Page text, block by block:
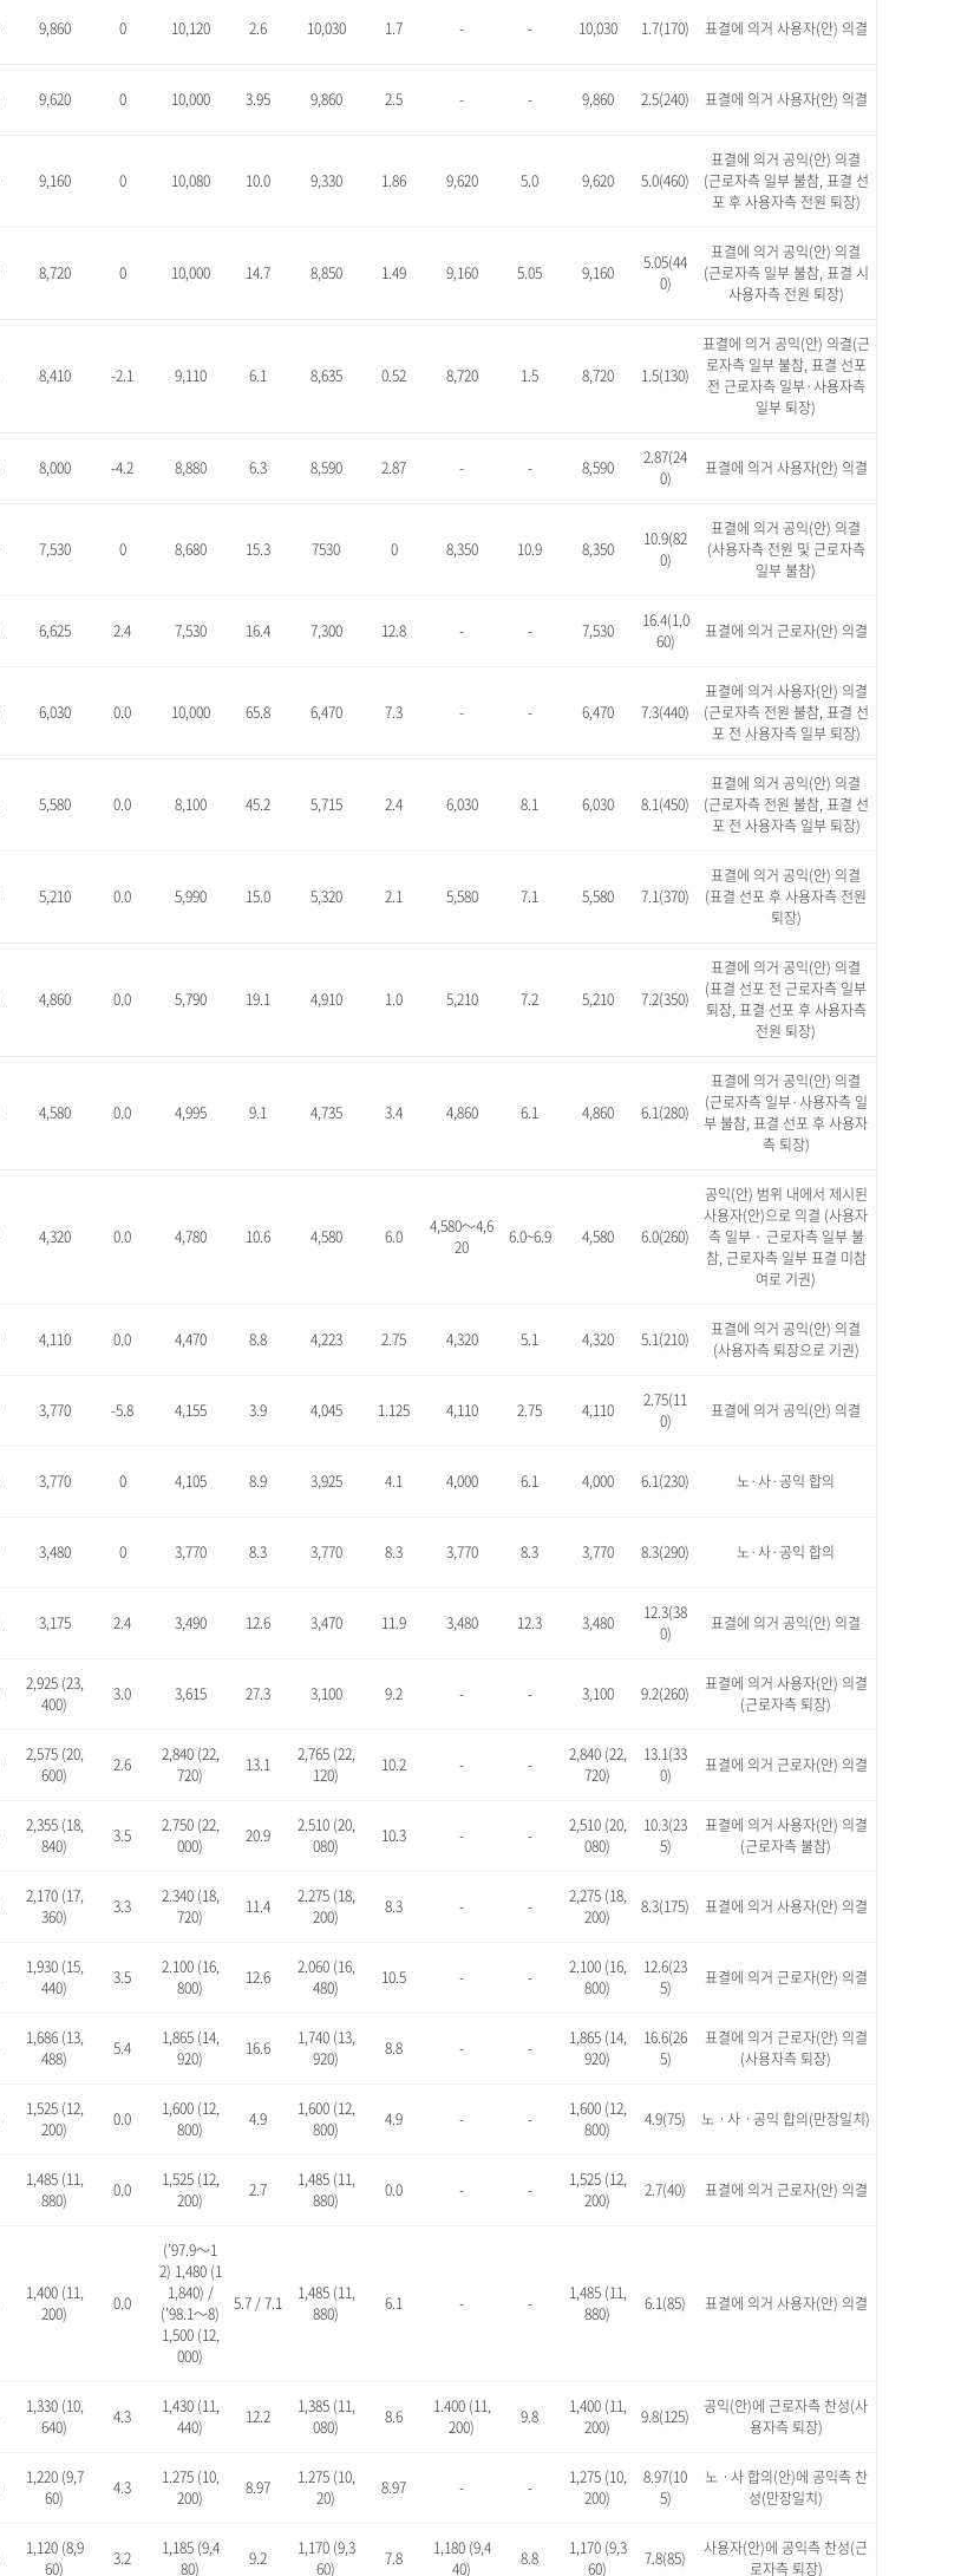
9,860 0 10,120 2.6 10,030 1.7 - - 10,030 1.7(170) 표결에 의거 사용자(안) 의결
9,620 0 10,000 3.95 9,860 2.5 - - 9,860 2.5(240) 표결에 의거 사용자(안) 의결
9,160 0 10,080 10.0 9,330 1.86 9,620 5.0 9,620 5.0(460)
표결에 의거 공익(안) 의결
(근로자측 일부 불참, 표결 선
포 후 사용자측 전원 퇴장)
8,720 0 10,000 14.7 8,850 1.49 9,160 5.05 9,160
5.05(44
0)
표결에 의거 공익(안) 의결
(근로자측 일부 불참, 표결 시
사용자측 전원 퇴장)
8,410 -2.1 9,110 6.1 8,635 0.52 8,720 1.5 8,720 1.5(130)
표결에 의거 공익(안) 의결(근
로자측 일부 불참, 표결 선포
전 근로자측 일부·사용자측
일부 퇴장)
8,000 -4.2 8,880 6.3 8,590 2.87 - - 8,590
2.87(24
0)
표결에 의거 사용자(안) 의결
7,530 0 8,680 15.3 7530 0 8,350 10.9 8,350
10.9(82
0)
표결에 의거 공익(안) 의결
(사용자측 전원 및 근로자측
일부 불참)
6,625 2.4 7,530 16.4 7,300 12.8 - - 7,530
16.4(1,0
60)
표결에 의거 근로자(안) 의결
6,030 0.0 10,000 65.8 6,470 7.3 - - 6,470 7.3(440)
표결에 의거 사용자(안) 의결
(근로자측 전원 불참, 표결 선
포 전 사용자측 일부 퇴장)
5,580 0.0 8,100 45.2 5,715 2.4 6,030 8.1 6,030 8.1(450)
표결에 의거 공익(안) 의결
(근로자측 전원 불참, 표결 선
포 전 사용자측 일부 퇴장)
5,210 0.0 5,990 15.0 5,320 2.1 5,580 7.1 5,580 7.1(370)
표결에 의거 공익(안) 의결
(표결 선포 후 사용자측 전원
퇴장)
4,860 0.0 5,790 19.1 4,910 1.0 5,210 7.2 5,210 7.2(350)
표결에 의거 공익(안) 의결
(표결 선포 전 근로자측 일부
퇴장, 표결 선포 후 사용자측
전원 퇴장)
4,580 0.0 4,995 9.1 4,735 3.4 4,860 6.1 4,860 6.1(280)
표결에 의거 공익(안) 의결
(근로자측 일부·사용자측 일
부 불참, 표결 선포 후 사용자
측 퇴장)
4,320 0.0 4,780 10.6 4,580 6.0
4,580～4,6
20
6.0~6.9 4,580 6.0(260)
공익(안) 범위 내에서 제시된
사용자(안)으로 의결 (사용자
측 일부 · 근로자측 일부 불
참, 근로자측 일부 표결 미참
여로 기권)
4,110 0.0 4,470 8.8 4,223 2.75 4,320 5.1 4,320 5.1(210)
표결에 의거 공익(안) 의결
(사용자측 퇴장으로 기권)
3,770 -5.8 4,155 3.9 4,045 1.125 4,110 2.75 4,110
2.75(11
0)
표결에 의거 공익(안) 의결
3,770 0 4,105 8.9 3,925 4.1 4,000 6.1 4,000 6.1(230) 노·사·공익 합의
3,480 0 3,770 8.3 3,770 8.3 3,770 8.3 3,770 8.3(290) 노·사·공익 합의
3,175 2.4 3,490 12.6 3,470 11.9 3,480 12.3 3,480
12.3(38
0)
표결에 의거 공익(안) 의결
2,925 (23,
400)
3.0 3,615 27.3 3,100 9.2 - - 3,100 9.2(260)
표결에 의거 사용자(안) 의결
(근로자측 퇴장)
2,575 (20,
600)
2.6
2,840 (22,
720)
13.1
2,765 (22,
120)
10.2 - -
2,840 (22,
720)
13.1(33
0)
표결에 의거 근로자(안) 의결
2,355 (18,
840)
3.5
2.750 (22,
000)
20.9
2.510 (20,
080)
10.3 - -
2,510 (20,
080)
10.3(23
5)
표결에 의거 사용자(안) 의결
(근로자측 불참)
2,170 (17,
360)
3.3
2.340 (18,
720)
11.4
2.275 (18,
200)
8.3 - -
2,275 (18,
200)
8.3(175) 표결에 의거 사용자(안) 의결
1,930 (15,
440)
3.5
2.100 (16,
800)
12.6
2.060 (16,
480)
10.5 - -
2.100 (16,
800)
12.6(23
5)
표결에 의거 근로자(안) 의결
1,686 (13,
488)
5.4
1,865 (14,
920)
16.6
1,740 (13,
920)
8.8 - -
1,865 (14,
920)
16.6(26
5)
표결에 의거 근로자(안) 의결
(사용자측 퇴장)
1,525 (12,
200)
0.0
1,600 (12,
800)
4.9
1,600 (12,
800)
4.9 - -
1,600 (12,
800)
4.9(75) 노ㆍ사ㆍ공익 합의(만장일치)
1,485 (11,
880)
0.0
1,525 (12,
200)
2.7
1,485 (11,
880)
0.0 - -
1,525 (12,
200)
2.7(40) 표결에 의거 근로자(안) 의결
1,400 (11,
200)
0.0
(’97.9～1
2) 1,480 (1
1,840) /
(’98.1～8)
1,500 (12,
000)
5.7 / 7.1
1,485 (11,
880)
6.1 - -
1,485 (11,
880)
6.1(85) 표결에 의거 사용자(안) 의결
1,330 (10,
640)
4.3
1,430 (11,
440)
12.2
1,385 (11,
080)
8.6
1.400 (11,
200)
9.8
1,400 (11,
200)
9.8(125)
공익(안)에 근로자측 찬성(사
용자측 퇴장)
1,220 (9,7
60)
4.3
1.275 (10,
200)
8.97
1.275 (10,
20)
8.97 - -
1,275 (10,
200)
8.97(10
5)
노ㆍ사 합의(안)에 공익측 찬
성(만장일치)
1,120 (8,9
60)
3.2
1,185 (9,4
80)
9.2
1,170 (9,3
60)
7.8
1,180 (9,4
40)
8.8
1,170 (9,3
60)
7.8(85)
사용자(안)에 공익측 찬성(근
로자측 퇴장)